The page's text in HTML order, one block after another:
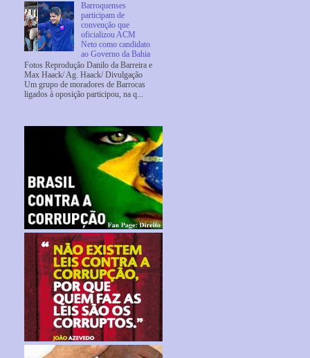
Barroquenses
participam de
convenção que
oficializou ACM
Neto como candidato
ao Governo da Bahia
Fotos Reprodução Danilo da Barreira e
Max Haack/ Ag. Haack/ Divulgação
Um grupo de moradores de Barrocas
ligados à oposição participou, na q...